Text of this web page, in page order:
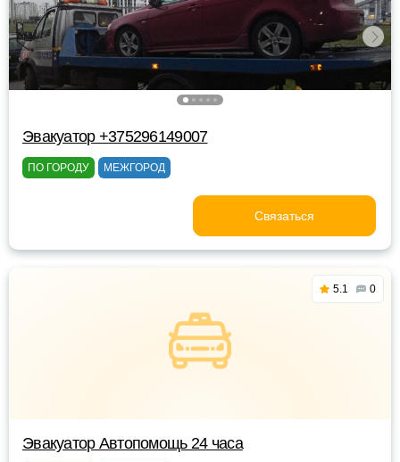
Эвакуатор +375296149007
ПО ГОРОДУ МЕЖГОРОД
Связаться
5.1 0
Эвакуатор Автопомощь 24 часа